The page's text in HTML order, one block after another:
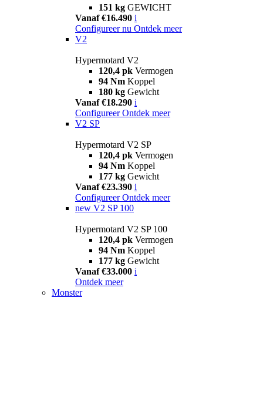
151 kg GEWICHT
Vanaf €16.490 i
Configureer nu Ontdek meer
V2
Hypermotard V2
120,4 pk Vermogen
94 Nm Koppel
180 kg Gewicht
Vanaf €18.290 i
Configureer Ontdek meer
V2 SP
Hypermotard V2 SP
120,4 pk Vermogen
94 Nm Koppel
177 kg Gewicht
Vanaf €23.390 i
Configureer Ontdek meer
new V2 SP 100
Hypermotard V2 SP 100
120,4 pk Vermogen
94 Nm Koppel
177 kg Gewicht
Vanaf €33.000 i
Ontdek meer
Monster